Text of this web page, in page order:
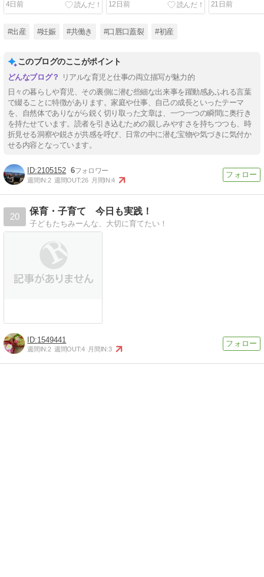
4日前 12日前 21日前
#出産 #妊娠 #共働き #口唇口蓋裂 #初産
このブログのここがポイント
リアルな育児と仕事の両立描写が魅力的
日々の暮らしや育児、その裏側に潜む些細な出来事を躍動感あふれる言葉
で綴ることに特徴があります。家庭や仕事、自己の成長といったテーマ
を、自然体でありながら鋭く切り取った文章は、一つ一つの瞬間に奥行き
を持たせています。読者を引き込むための親しみやすさを持ちつつも、時
折見せる洞察や鋭さが共感を呼び、日常の中に潜む宝物や気づきに気付か
せる内容となっています。
2105152 6
週間IN:2 週間OUT:26 月間IN:4
20
保育・子育て 今日も実践！
子どもたちみーんな、大切に育てたい！
1549441
週間IN:2 週間OUT:4 月間IN:3